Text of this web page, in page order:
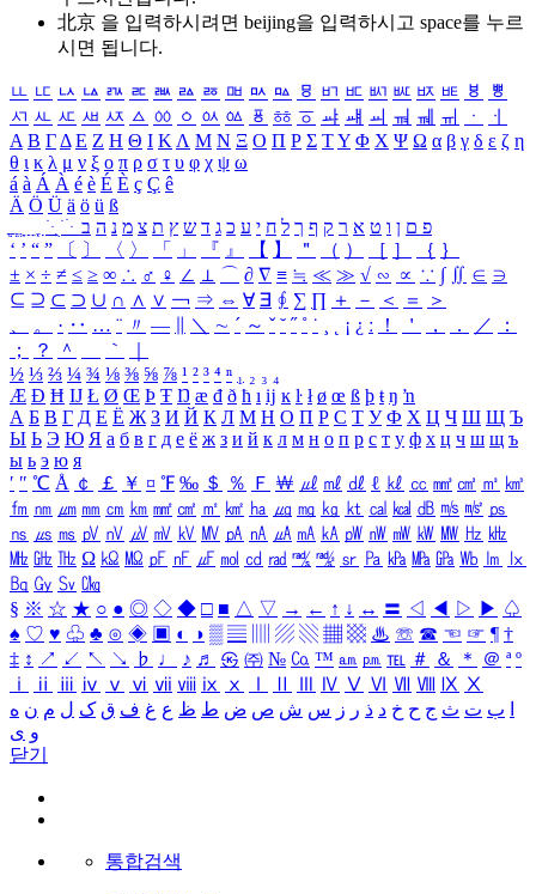
北京 을 입력하시려면 beijing을 입력하시고 space를 누르
시면 됩니다.
ㅥ ㅦ ㅧ ㅨ ㅩ ㅪ ㅫ ㅬ ㅭ ㅮ ㅯ ㅰ ㅱ ㅲ ㅳ ㅴ ㅵ ㅶ ㅷ ㅸ
ㅹ
ㅺ ㅻ ㅼ ㅽ ㅾ ㅿ ㆀ ㆁ ㆂ ㆃ ㆄ ㆅ ㆆ ㆇ ㆈ ㆉ ㆊ ㆋ ㆌ ㆍ
ㆎ
Α Β ΓΔ Ε Ζ Η Θ Ι ΚΛ Μ Ν Ξ Ο Π Ρ Σ ΤΥ Φ Χ Ψ Ω α β γ δ ε ζ η
θ ι κ λ μ ν ξ ο π ρ σ τ υ φ χ ψ ω
á à Á À é è É È ç Ç ê
Ä Ö Ü ä ö ü ß
ִֶֹ ֻּ ׁׂ פ ם ן ו ט א ר ק ף ך ל ח י ע כ ג ד ש ץ ת צ מ נ ה ב
‘ ’ “ ” 〔 〕 〈 〉 「 」 『 』 【 】 ＂ （ ） ［ ］ ｛ ｝
± × ÷ ≠ ≤ ≥ ∞ ∴ ♂ ♀ ∠ ⊥ ⌒ ∂ ∇ ≡ ≒ ≪ ≫ √ ∽ ∝ ∵ ∫ ∬ ∈ ∋
⊆ ⊇ ⊂ ⊃ ∪ ∩ ∧ ∨ ￢ ⇒ ⇔ ∀ ∃ ∮ ∑ ∏ ＋ － ＜ ＝
＞
、
。 · ‥ … ¨ 〃 ― ＼ ∼ ´ ～ ˇ ˘ ˝ ˚ ˙ ¸ ¡ ¿ ː ！ ＇ ， ． ／
：
；
？ ＾ ｀
½ ⅓ ⅔ ¼ ¾ ⅛ ⅜ ⅝ ⅞ ¹ ² ³ ⁴ ⁿ ₁ ₂ ₃ ₄
Æ Ð Ħ Ĳ Ł Ø Œ Þ Ŧ Ŋ æ đ ð ħ ı ĳ ĸ ŀ ł ø œ ß þ ŧ ŋ ŉ
А Б В Г Д Е Ё Ж З И Й К Л М Н О П Р С Т У Ф Х Ц Ч Ш Щ Ъ
Ы Ь Э Ю Я а б в г д е ё ж з и й к л м н о п р с т у ф х ц ч ш щ ъ
ы ь э ю я
′ ″ ℃ Å ￠ ￡ ￥ ¤ ℉ ‰ ＄ ％ Ｆ ￦ ㎕ ㎖ ㎗ ℓ ㎘ ㏄ ㎣ ㎤ ㎥ ㎦
㎙ ㎚ ㎛ ㎜ ㎝ ㎞ ㎟ ㎠ ㎡ ㎢ ㏊ ㎍ ㎎ ㎏ ㏏ ㎈ ㎉ ㏈ ㎧ ㎨ ㎰
㎱ ㎲ ㎳ ㎴ ㎵ ㎶ ㎷ ㎸ ㎹ ㎀ ㎁ ㎂ ㎃ ㎄ ㎺ ㎻ ㎽ ㎾ ㎿ ㎐ ㎑
㎒ ㎓ ㎔ Ω ㏀ ㏁ ㎊ ㎋ ㎌ ㏖ ㏅ ㎭ ㎮ ㎯ ㏛ ㎩ ㎪ ㎫ ㎬ ㏝ ㏐
㏓
㏃ ㏉ ㏜ ㏆
§ ※ ☆ ★ ○ ● ◎ ◇ ◆ □ ■ △ ▽ → ← ↑ ↓ ↔ 〓 ◁ ◀ ▷ ▶ ♤
♠ ♡ ♥ ♧ ♣ ⊙ ◈ ▣ ◐ ◑ ▒ ▤ ▨ ▧ ▦ ▩ ♨ ☏ ☎ ☜ ☞ ¶ †
‡ ↕ ↗ ↙ ↖ ↘ ♭ ♩ ♪ ♬ ㉿ ㈜ № ㏇ ™ ㏂ ㏘ ℡ ＃ ＆ ＊ ＠ ª º
ⅰ
ⅱ ⅲ ⅳ ⅴ ⅵ ⅶ ⅷ ⅸ ⅹ Ⅳ Ⅴ Ⅵ Ⅶ Ⅷ Ⅸ Ⅹ
ب ت ث ج ح خ د ذ ر ز س ش ص ض ط ظ ع غ ف ق ک ل م ن ه
و ی
닫기
통합검색